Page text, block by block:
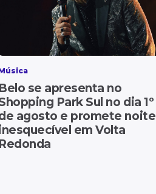
Belo se apresenta no
Park Sul no dia 1º
agosto e promete noite
em Volta
Redonda